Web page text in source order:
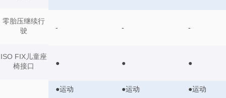
零胎压继续行
驶
ISO FIX儿童座
椅接口
- - -
● ● ●
●运动
●运动
●运动